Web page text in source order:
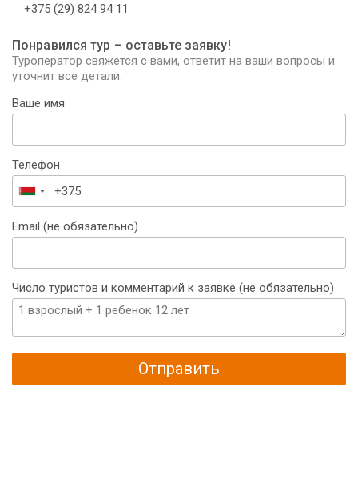
+375 (29) 824 94 11
Понравился тур – оставьте заявку!
Туроператор свяжется с вами, ответит на ваши вопросы и
уточнит все детали.
Ваше имя
Телефон
Беларусь
+375
Email (не обязательно)
Число туристов и комментарий к заявке (не обязательно)
Отправить